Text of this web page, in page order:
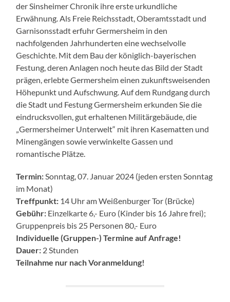
der Sinsheimer Chronik ihre erste urkundliche
Erwähnung. Als Freie Reichsstadt, Oberamtsstadt und
Garnisonsstadt erfuhr Germersheim in den
nachfolgenden Jahrhunderten eine wechselvolle
Geschichte. Mit dem Bau der königlich-bayerischen
Festung, deren Anlagen noch heute das Bild der Stadt
prägen, erlebte Germersheim einen zukunftsweisenden
Höhepunkt und Aufschwung. Auf dem Rundgang durch
die Stadt und Festung Germersheim erkunden Sie die
eindrucksvollen, gut erhaltenen Militärgebäude, die
„Germersheimer Unterwelt“ mit ihren Kasematten und
Minengängen sowie verwinkelte Gassen und
romantische Plätze.
Termin:Sonntag, 07. Januar 2024 (jeden ersten Sonntag
im Monat)
Treffpunkt: 14 Uhr am Weißenburger Tor (Brücke)
Gebühr: Einzelkarte 6,- Euro (Kinder bis 16 Jahre frei);
Gruppenpreis bis 25 Personen 80,- Euro
Individuelle (Gruppen-) Termine auf Anfrage!
Dauer: 2 Stunden
Teilnahme nur nach Voranmeldung!